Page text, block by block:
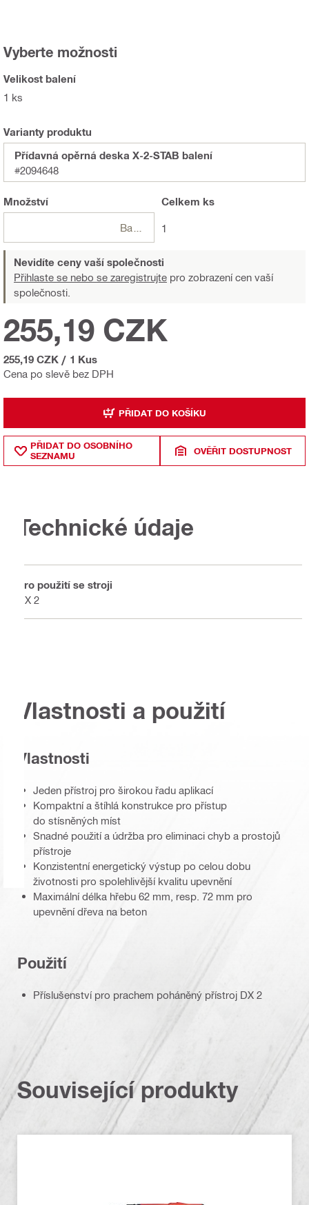
Vyberte možnosti
Velikost balení
1 ks
Varianty produktu
Přídavná opěrná deska X-2-STAB balení
#2094648
Množství Celkem ks
1
Nevidíte ceny vaší společnosti
Přihlaste se nebo se zaregistrujte pro zobrazení cen vaší
společnosti.
Cena po slevě bez DPH
255,19 CZK
255,19 CZK / 1 Kus
PŘIDAT DO KOŠÍKU
PŘIDAT DO OSOBNÍHO
SEZNAMU
OVĚŘIT DOSTUPNOST
Technické údaje
Pro použití se stroji
DX 2
Vlastnosti a použití
Vlastnosti
Jeden přístroj pro širokou řadu aplikací
Kompaktní a štíhlá konstrukce pro přístup
do stísněných míst
Snadné použití a údržba pro eliminaci chyb a prostojů
přístroje
Konzistentní energetický výstup po celou dobu
životnosti pro spolehlivější kvalitu upevnění
Maximální délka hřebu 62 mm, resp. 72 mm pro
upevnění dřeva na beton
Použití
Příslušenství pro prachem poháněný přístroj DX 2
Související produkty